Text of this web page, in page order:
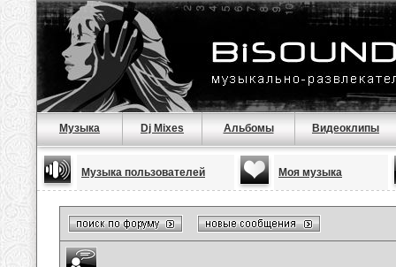
Музыка Dj Mixes Альбомы Видеоклипы
Музыка пользователей Моя музыка